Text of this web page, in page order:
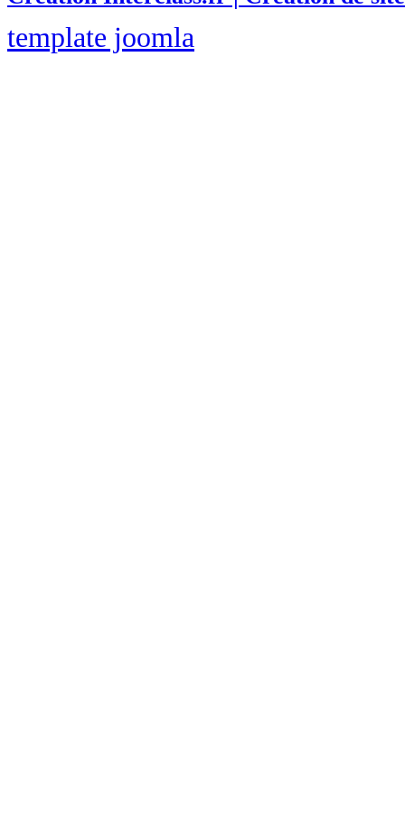
template joomla